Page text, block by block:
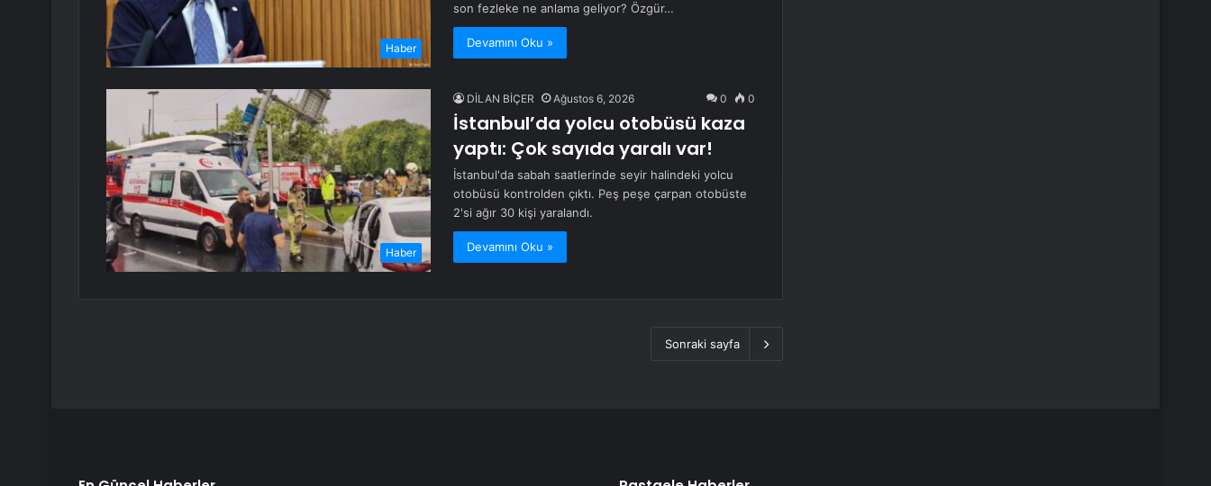
Haber
son fezleke ne anlama geliyor? Özgür…
Devamını Oku »
Haber
DİLAN BİÇER Ağustos 6, 2026 0 0
İstanbul’da yolcu otobüsü kaza
yaptı: Çok sayıda yaralı var!
İstanbul'da sabah saatlerinde seyir halindeki yolcu
otobüsü kontrolden çıktı. Peş peşe çarpan otobüste
2'si ağır 30 kişi yaralandı.
Devamını Oku »
Sonraki sayfa